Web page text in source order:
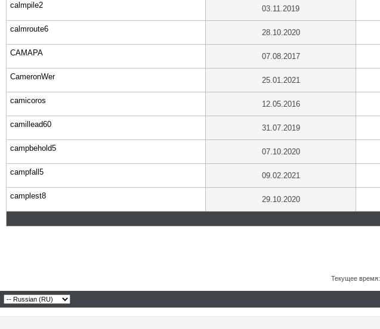
calmpile2 03.11.2019
calmroute6 28.10.2020
CAMAPA 07.08.2017
CameronWer 25.01.2021
camicoros 12.05.2016
camillead60 31.07.2019
campbehold5 07.10.2020
campfall5 09.02.2021
camplest8 29.10.2020
Текущее время: